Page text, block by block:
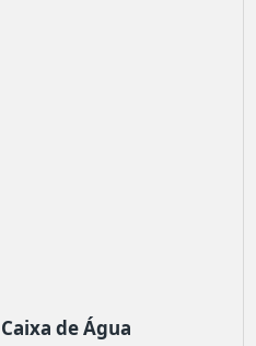
de Água